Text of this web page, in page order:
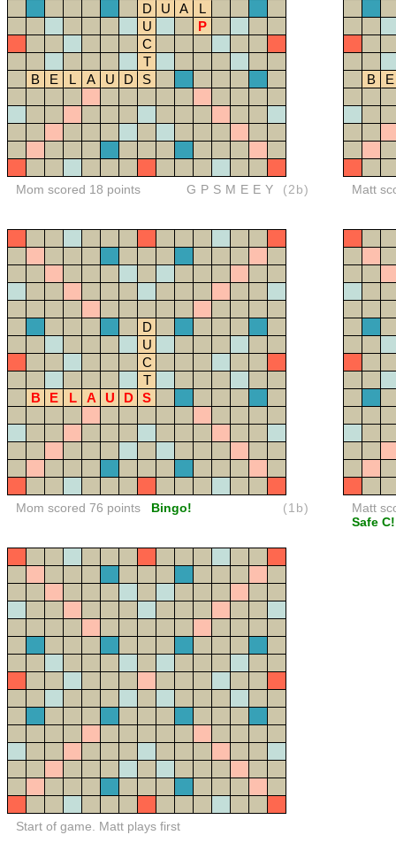
D
U A
L
U
P
C
T
B
E L A U D S
Mom scored 18 points GPSMEEY (2b)
B E
Matt
D
U
C
T
B
E L A U D S
Mom scored 76 points Bingo! (1b)
Matt
Safe C!
Start of game. Matt plays first